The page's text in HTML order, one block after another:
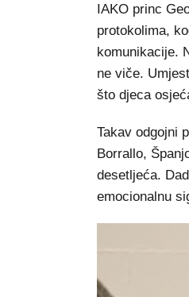
IAKO princ
protokolima,
komunikacije.
ne viče.
što djeca
Takav odgojni
Borrallo,
desetljeća.
emocionalnu